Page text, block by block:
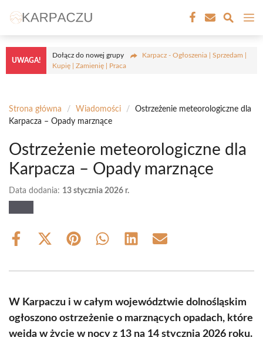
treści
UWAGA!
Dołącz do nowej grupy
Karpacz - Ogłoszenia | Sprzedam |
Kupię | Zamienię | Praca
Strona główna / Wiadomości /
Ostrzeżenie meteorologiczne dla
Karpacza – Opady marznące
Ostrzeżenie meteorologiczne dla
Karpacza – Opady marznące
Data dodania: 13 stycznia 2026 r.
Share
Share
(Twitter)
Share Share Share Share
W Karpaczu i w całym województwie dolnośląskim
ogłoszono ostrzeżenie o marznących opadach, które
wejdą w życie w nocy z 13 na 14 stycznia 2026 roku.